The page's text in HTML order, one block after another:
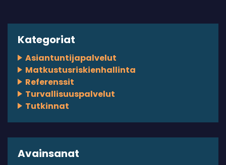
Kategoriat
Asiantuntijapalvelut
Matkustusriskienhallinta
Referenssit
Turvallisuuspalvelut
Tutkinnat
Avainsanat